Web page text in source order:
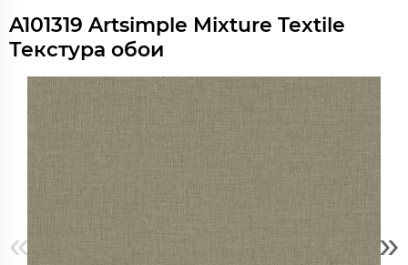
A101319 Artsimple Mixture Textile
Текстура обои
« »